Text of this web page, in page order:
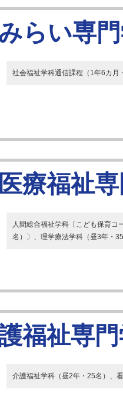
らい専
社会福祉学科通信課程（1年6カ
療福祉
人間総合福祉学科〔こども保育
名）〕、理学療法学科（昼3年・
福祉専
介護福祉学科（昼2年・25名）、